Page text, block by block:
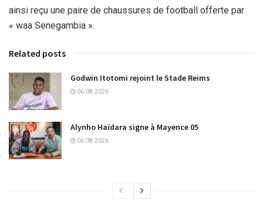
ainsi reçu une paire de chaussures de football offerte par
« waa Senegambia ».
Related posts
Godwin Itotomi rejoint le Stade Reims
06.08.2026
Alynho Haïdara signe à Mayence 05
06.08.2026